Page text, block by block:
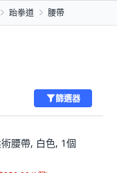
跆拳道 腰帶
篩選器
腰帶, 白色, 1個